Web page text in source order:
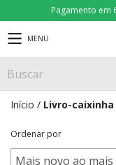
Pagamento em
MENU
Início / Livro-caixinha
Ordenar por